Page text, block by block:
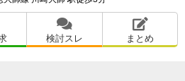
検討スレ まとめ